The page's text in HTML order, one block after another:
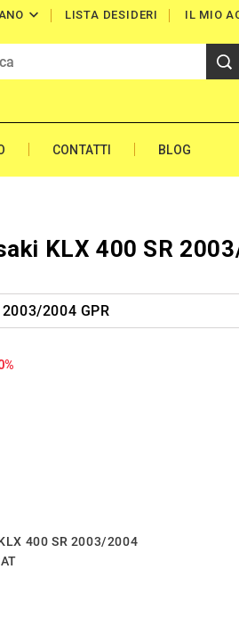
 IL MIO
LISTA DESIDERI
CONTATTI BLOG
KLX 400 SR
2004 GPR
400 SR 2003/2004